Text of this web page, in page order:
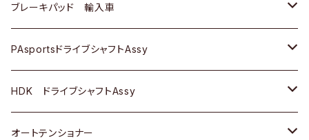
三菱
スバル
ＢＥＮＺ
三菱
スバル
マツダ
三菱
スバル
ダイハツ
マツダ
三菱
スバル
日産
ダイハツ
マツダ
三菱
日産
ダイハツ
マツダ
三菱
ホンダ
スズキ
日産
いすゞ
ＡＵＤＩ
ＢＥＮＺ
ＢＭＷ
GOLF
ブレーキパッド 輸入車
ＢＥＮＺ
ＢＭＷ
ＷＡＧＥＮ
PAsportsドライブシャフトAssy
トヨタ
ホンダ
HDK ドライブシャフトAssy
スズキ
オートテンショナー